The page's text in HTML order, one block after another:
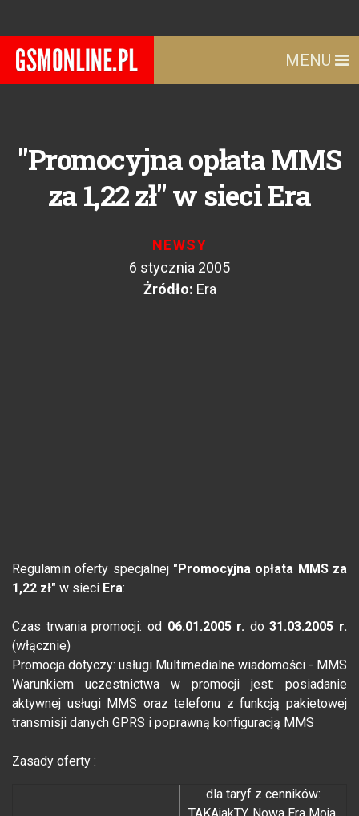
MENU
"Promocyjna opłata MMS
za 1,22 zł" w sieci Era
NEWSY
6 stycznia 2005
Żródło: Era
Regulamin oferty specjalnej"Promocyjna opłata MMS za
1,22 zł" w sieci Era:
Czas trwania promocji: od 06.01.2005 r. do31.03.2005 r.
(włącznie)
Promocja dotyczy: usługi Multimedialne wiadomości - MMS
Warunkiem uczestnictwa w promocji jest: posiadanie
aktywnej usługi MMS oraz telefonu z funkcją pakietowej
transmisji danych GPRS i poprawną konfiguracją MMS
Zasady oferty :
dla taryf z cenników: